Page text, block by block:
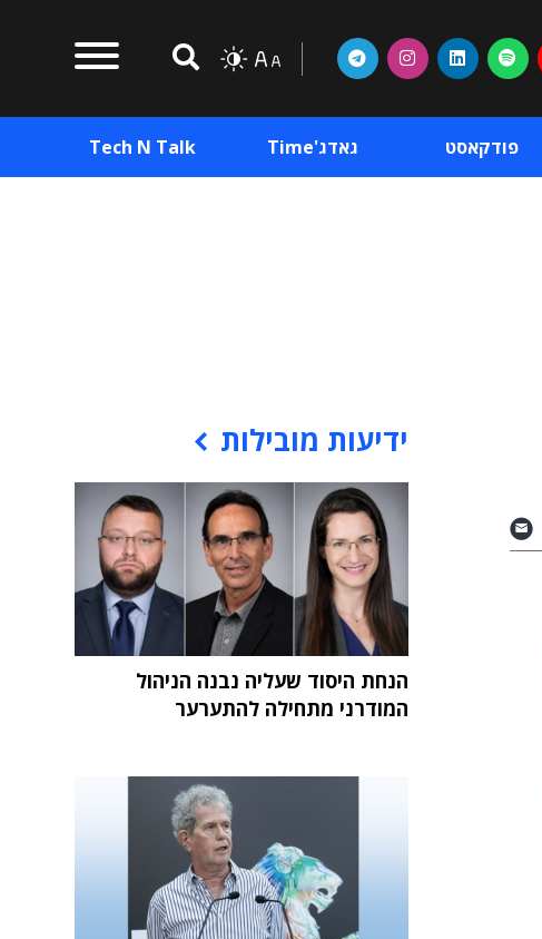
פודקאסט גאדג'Time Tech N Talk
ידיעות מובילות
הנחת היסוד שעליה נבנה הניהול
המודרני מתחילה להתערער